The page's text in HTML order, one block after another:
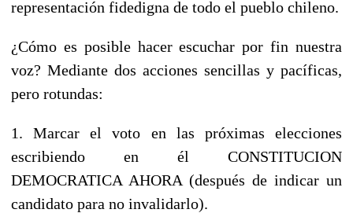
representación fidedigna de todo el pueblo chileno.
¿Cómo es posible hacer escuchar por fin nuestra
voz? Mediante dos acciones sencillas y pacíficas,
pero rotundas:
1. Marcar el voto en las próximas elecciones
escribiendo en él CONSTITUCION
DEMOCRATICA AHORA (después de indicar un
candidato para no invalidarlo).